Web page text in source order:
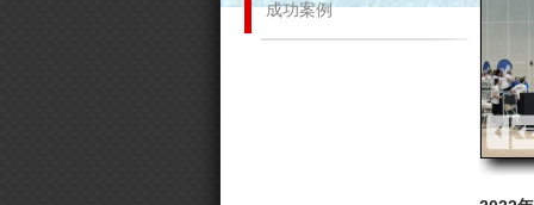
成功案例